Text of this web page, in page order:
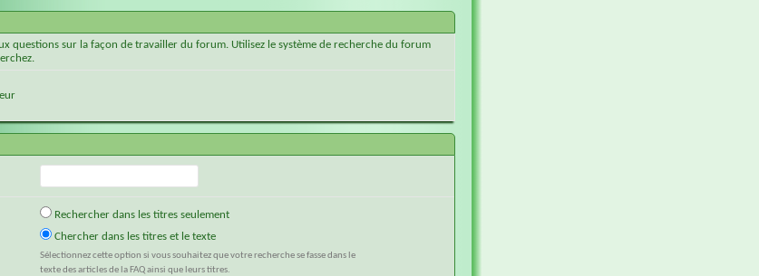
questions sur la façon de travailler du forum. Utilisez le système de recherche du forum
Rechercher dans les titres seulement
Chercher dans les titres et le texte
Sélectionnez cette option si vous souhaitez que votre recherche se fasse dans le
texte des articles de la FAQ ainsi que leurs titres.